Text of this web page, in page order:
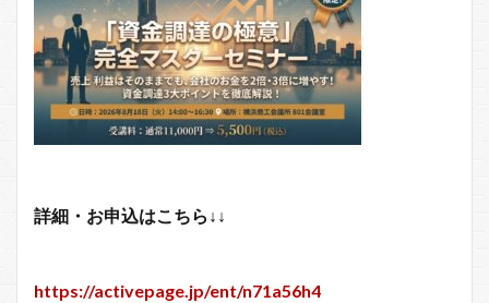
詳細・お申込はこちら↓↓
https://activepage.jp/ent/n71a56h4